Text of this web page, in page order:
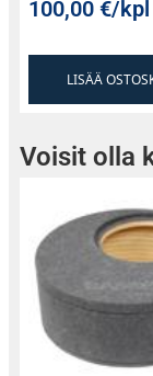
100,00€/kpl
LISÄÄ
Voisit olla